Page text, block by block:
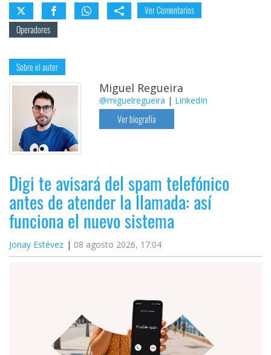
Ver Comentarios
Operadores
Sobre el autor
Miguel Regueira
@miguelregueira | LinkedIn
Ver biografía
Digi te avisará del spam telefónico
antes de atender la llamada: así
funciona el nuevo sistema
Jonay Estévez 08 agosto 2026, 17:04